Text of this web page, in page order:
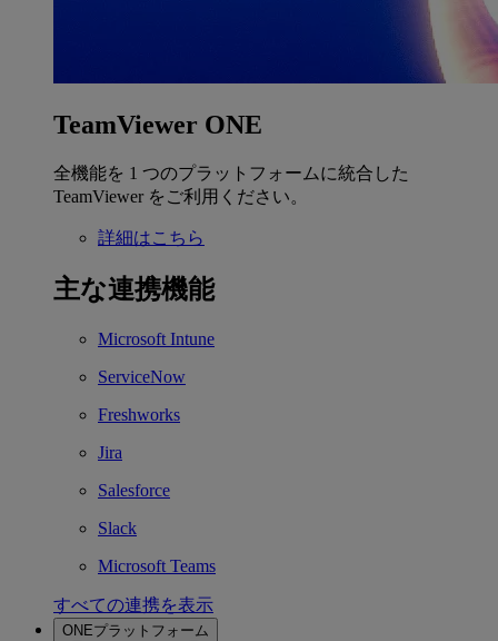
TeamViewer ONE
全機能を 1 つのプラットフォームに統合した
TeamViewer をご利用ください。
詳細はこちら
主な連携機能
Microsoft Intune
ServiceNow
Freshworks
Jira
Salesforce
Slack
Microsoft Teams
すべての連携を表示
ONEプラットフォーム